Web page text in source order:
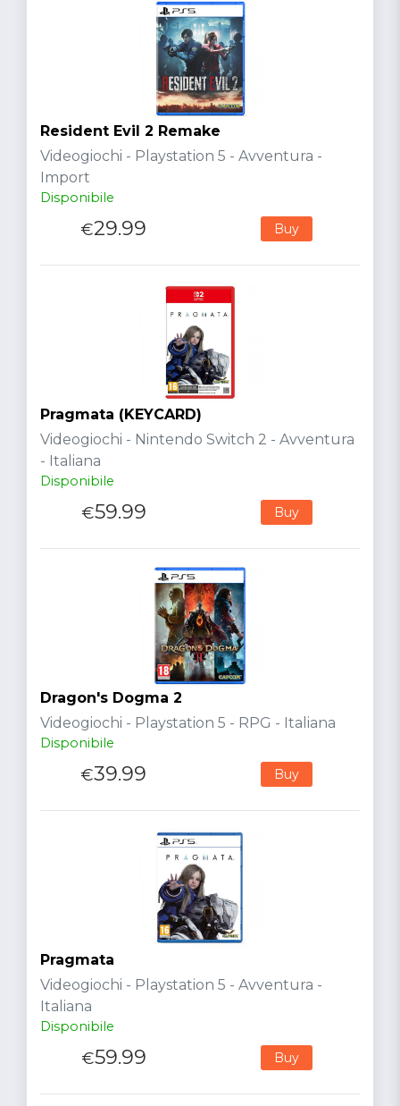
Resident Evil 2 Remake
Videogiochi - Playstation 5 - Avventura -
Import
Disponibile
€29.99 Buy
Pragmata (KEYCARD)
Videogiochi - Nintendo Switch 2 - Avventura
- Italiana
Disponibile
€59.99 Buy
Dragon's Dogma 2
Videogiochi - Playstation 5 - RPG - Italiana
Disponibile
€39.99 Buy
Pragmata
Videogiochi - Playstation 5 - Avventura -
Italiana
Disponibile
€59.99 Buy